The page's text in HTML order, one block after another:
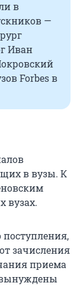
в
—
Иван
Forbes в
в вузы. К
вузах.
зачисления
приема